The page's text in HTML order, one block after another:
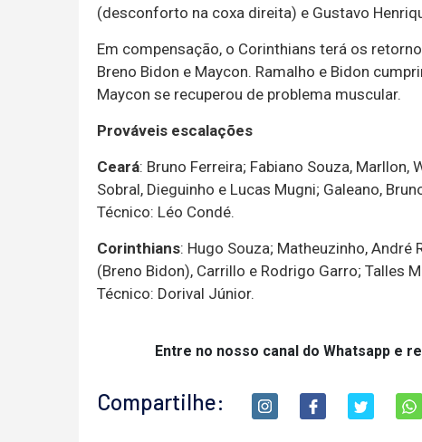
(desconforto na coxa direita) e Gustavo
Em compensação, o Corinthians terá os
Breno Bidon e Maycon. Ramalho e Bidon
Maycon se recuperou de problema muscular.
Prováveis escalações
Ceará: Bruno Ferreira; Fabiano Souza, Marllon,
Sobral, Dieguinho e Lucas Mugni; Galeano,
Técnico: Léo Condé.
Corinthians: Hugo Souza; Matheuzinho, André
(Breno Bidon), Carrillo e Rodrigo Garro; Talles
Técnico: Dorival Júnior.
Entre no nosso canal do Whatsapp e
Compartilhe: